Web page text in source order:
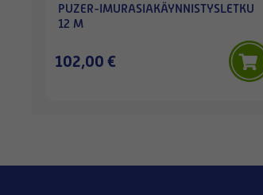
PUZER-IMURASIAKÄYNNISTYSLETKU
12 M
102,00 €